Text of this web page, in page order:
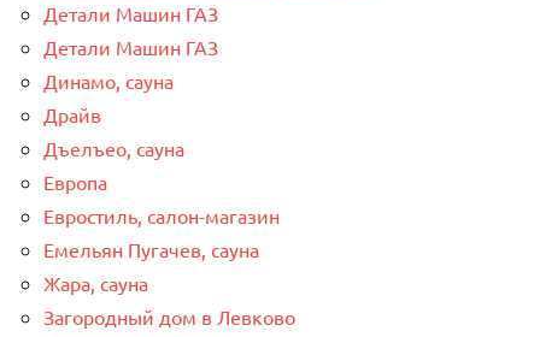
Детали Машин ГАЗ
Детали Машин ГАЗ
Динамо, сауна
Драйв
Дъелъео, сауна
Европа
Евростиль, салон-магазин
Емельян Пугачев, сауна
Жара, сауна
Загородный дом в Левково